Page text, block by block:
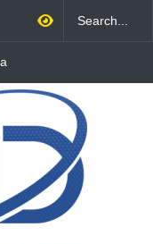
presunto responsable en
Higüey